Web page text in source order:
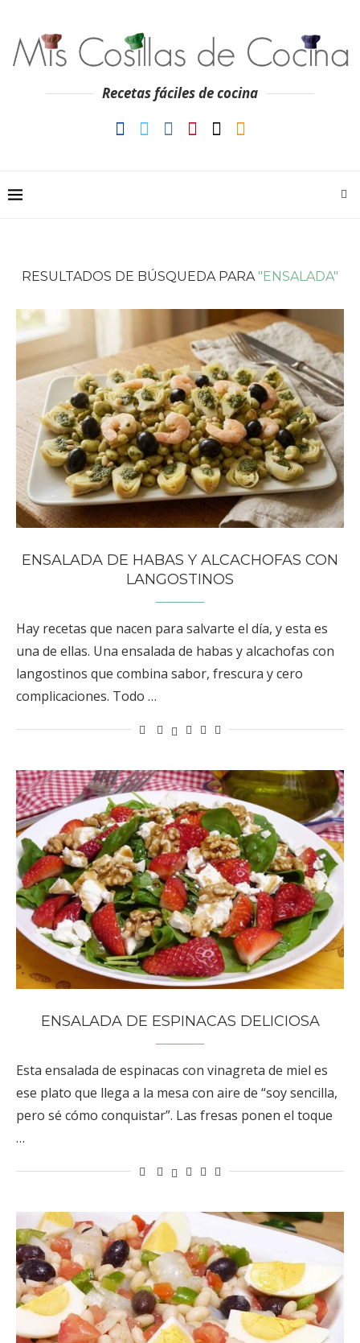
Recetas fáciles de cocina
RESULTADOS DE BÚSQUEDA PARA "ENSALADA"
ENSALADA DE HABAS Y ALCACHOFAS CON
LANGOSTINOS
Hay recetas que nacen para salvarte el día, y esta es
una de ellas. Una ensalada de habas y alcachofas con
langostinos que combina sabor, frescura y cero
complicaciones. Todo …
ENSALADA DE ESPINACAS DELICIOSA
Esta ensalada de espinacas con vinagreta de miel es
ese plato que llega a la mesa con aire de “soy sencilla,
pero sé cómo conquistar”. Las fresas ponen el toque
…